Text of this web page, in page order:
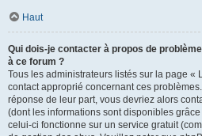
Haut
Qui dois-je contacter à propos de
à ce forum ?
Tous les administrateurs listés sur la page «
contact approprié concernant ces
réponse de leur part, vous devriez alors
(dont les informations sont disponibles grâce
celui-ci fonctionne sur un service gratuit